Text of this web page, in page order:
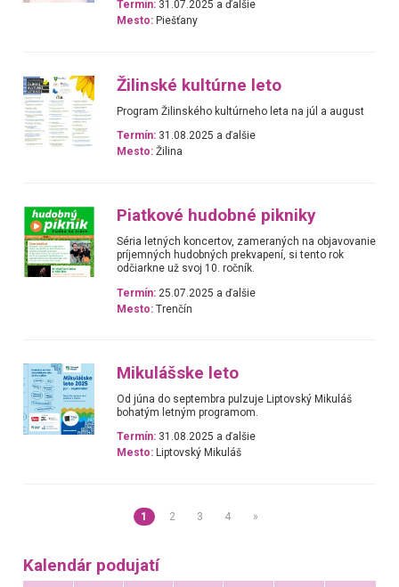
Termín: 31.07.2025 a ďalšie
Mesto: Piešťany
Žilinské kultúrne leto
Program Žilinského kultúrneho leta na júl a august
Termín: 31.08.2025 a ďalšie
Mesto: Žilina
Piatkové hudobné pikniky
Séria letných koncertov, zameraných na objavovanie
príjemných hudobných prekvapení, si tento rok
odčiarkne už svoj 10. ročník.
Termín: 25.07.2025 a ďalšie
Mesto: Trenčín
Mikulášske leto
Od júna do septembra pulzuje Liptovský Mikuláš
bohatým letným programom.
Termín: 31.08.2025 a ďalšie
Mesto: Liptovský Mikuláš
1 2 3 4 »
Kalendár podujatí